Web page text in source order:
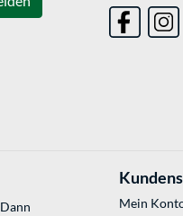
Mein